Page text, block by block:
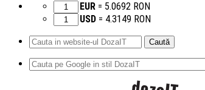
EUR = 5.0692 RON
USD = 4.3149 RON
Caută
după: